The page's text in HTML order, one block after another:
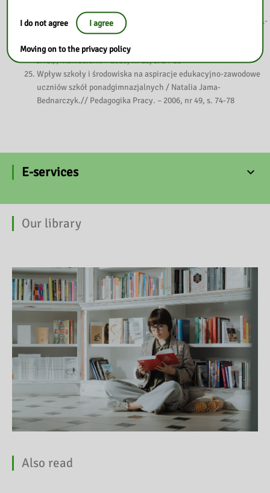
Brukarzewicz. // Forum Oświatowe. 0867-0323. 2002, t. 2, s. 111-
Uczniowie ostatnich klas warszawskich szkół zawodowych /
JAC.// Remedium. – 2010, nr 10, s. 24-25
Wpływ szkoły i środowiska na aspiracje edukacyjno-zawodowe
uczniów szkół ponadgimnazjalnych / Natalia Jama-
Bednarczyk.// Pedagogika Pracy. – 2006, nr 49, s. 74-78
E-services
Our library
Also read
I do not agree I agree
Moving on to the privacy policy